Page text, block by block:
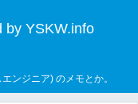
by YSKW.info
ンジニア) のメモとか。